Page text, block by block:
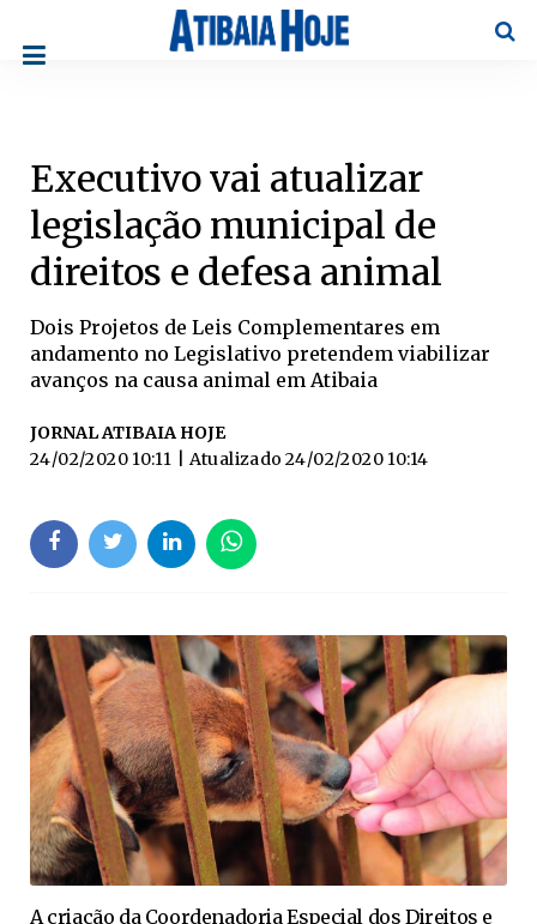
Executivo vai atualizar
legislação municipal de
direitos e defesa animal
Dois Projetos de Leis Complementares em
andamento no Legislativo pretendem viabilizar
avanços na causa animal em Atibaia
JORNAL ATIBAIA HOJE
24/02/2020 10:11
| Atualizado 24/02/2020 10:14
A criação da Coordenadoria Especial dos Direitos e